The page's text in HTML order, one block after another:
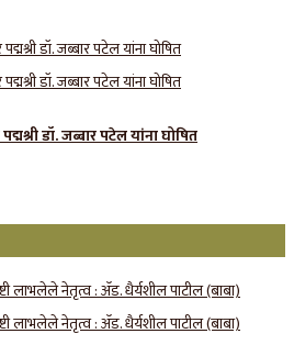
डॉ. जब्बार पटेल यांना घोषित